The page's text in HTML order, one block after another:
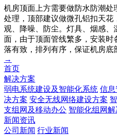
机房顶面上方需要做防水防潮
处理，顶部建议做微孔铝扣天
观、降噪、防尘。灯具、烟感、
面，由于顶面管线繁多，安装
落有致，排列有序，保证机房底
→
首页
解决方案
弱电系统建设及智能化系统 信息
决方案 安全无线网络建设方案
支组网及移动办公 智能化组网
新闻资讯
公司新闻 行业新闻